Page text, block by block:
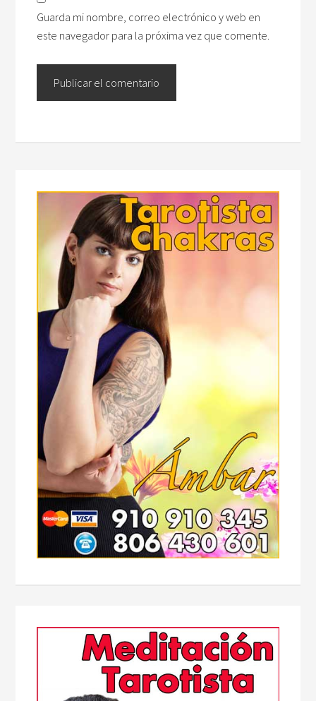
Guarda mi nombre, correo electrónico y web en
este navegador para la próxima vez que comente.